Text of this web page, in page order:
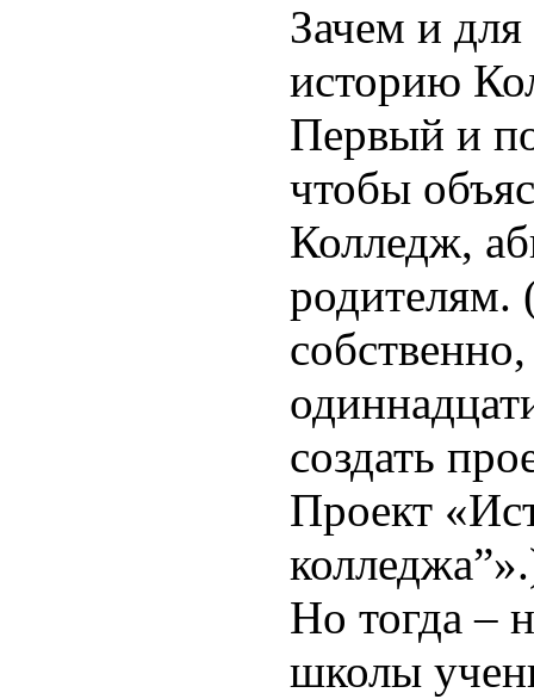
Зачем и
историю
Первый и
чтобы
Колледж,
родителям.
создать
Проект
Но тогда –
школы